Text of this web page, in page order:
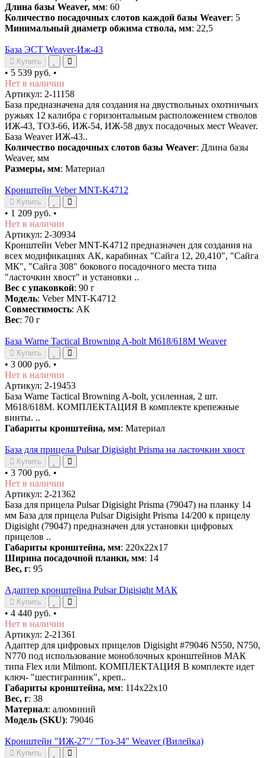
Длина базы Weaver, мм: 60
Количество посадочных слотов каждой базы Weaver: 5
Минимальный диаметр обжима ствола, мм: 22,5
База ЭСТ Weaver-Иж-43
Купить
• 5 539 руб. •
Нет в наличии
Артикул: 2-11158
База предназначена для создания на двуствольных охотничьих
ружьях 12 калибра с горизонтальным расположением стволов
ИЖ-43, ТОЗ-66, ИЖ-54, ИЖ-58 двух посадочных мест Weaver.
База Weaver ИЖ-43..
Количество посадочных слотов базы Weaver: Длина базы
Weaver, мм
Размеры, мм: Материал
Кронштейн Veber MNT-K4712
Купить
• 1 209 руб. •
Нет в наличии
Артикул: 2-30934
Кронштейн Veber MNT-K4712 предназначен для создания на
всех модификациях АК, карабинах "Сайга 12, 20,410", "Сайга
МК", "Сайга 308" бокового посадочного места типа
"ласточкин хвост" и установки ..
Вес с упаковкой: 90 г
Модель: Veber MNT-K4712
Совместимость: АК
Вес: 70 г
База Warne Tactical Browning A-bolt M618/618M Weaver
Купить
• 3 000 руб. •
Нет в наличии
Артикул: 2-19453
База Warne Tactical Browning A-bolt, усиленная, 2 шт.
M618/618M. КОМПЛЕКТАЦИЯ В комплекте крепежные
винты. ..
Габариты кронштейна, мм: Материал
База для прицела Pulsar Digisight Prisma на ласточкин хвост
Купить
• 3 700 руб. •
Нет в наличии
Артикул: 2-21362
База для прицела Pulsar Digisight Prisma (79047) на планку 14
мм База для прицела Pulsar Digisight Prisma 14/200 к прицелу
Digisight (79047) предназначен для установки цифровых
прицелов ..
Габариты кронштейна, мм: 220х22х17
Ширина посадочной планки, мм: 14
Вес, г: 95
Адаптер кронштейна Pulsar Digisight МАК
Купить
• 4 440 руб. •
Нет в наличии
Артикул: 2-21361
Адаптер для цифровых прицелов Digisight #79046 N550, N750,
N770 под использование моноблочных кронштейнов МАК
типа Flex или Milmont. КОМПЛЕКТАЦИЯ В комплекте идет
ключ- "шестигранник", креп..
Габариты кронштейна, мм: 114х22х10
Вес, г: 38
Материал: алюминий
Модель (SKU): 79046
Кронштейн "ИЖ-27"/ "Тоз-34" Weaver (Вилейка)
Купить